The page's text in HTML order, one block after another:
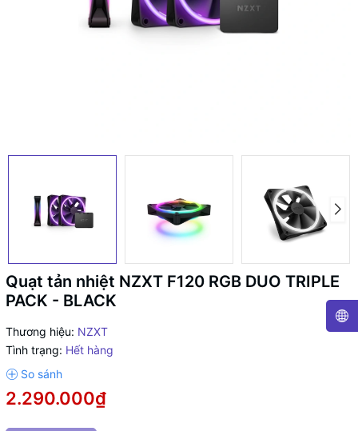
Quạt tản nhiệt NZXT F120 RGB DUO TRIPLE
PACK - BLACK
Thương hiệu: NZXT
Tình trạng: Hết hàng
2.290.000₫